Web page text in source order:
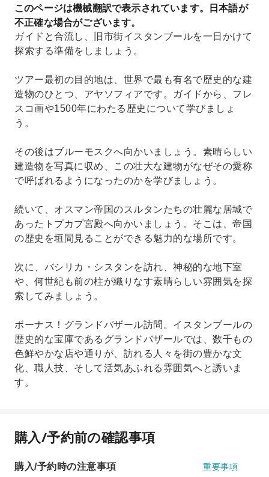
このページは機械翻訳で表示されています。日本語が
不正確な場合がございます。
ガイドと合流し、旧市街イスタンブールを一日かけて
探索する準備をしましょう。
ツアー最初の目的地は、世界で最も有名で歴史的な建
造物のひとつ、アヤソフィアです。ガイドから、フレ
スコ画や1500年にわたる歴史について学びましょ
う。
その後はブルーモスクへ向かいましょう。素晴らしい
建造物を写真に収め、この壮大な建物がなぜその愛称
で呼ばれるようになったのかを学びましょう。
続いて、オスマン帝国のスルタンたちの壮麗な居城で
あったトプカプ宮殿へ向かいましょう。そこは、帝国
の歴史を垣間見ることができる魅力的な場所です。
次に、バシリカ・シスタンを訪れ、神秘的な地下室
や、何世紀も前の柱が織りなす素晴らしい雰囲気を探
索してみましょう。
ボーナス！グランドバザール訪問。イスタンブールの
歴史的な宝庫であるグランドバザールでは、数千もの
色鮮やかな店や通りが、訪れる人々を街の豊かな文
化、職人技、そして活気あふれる雰囲気へと誘いま
す。
購入/予約前の確認事項
購入/予約時の注意事項 重要事項